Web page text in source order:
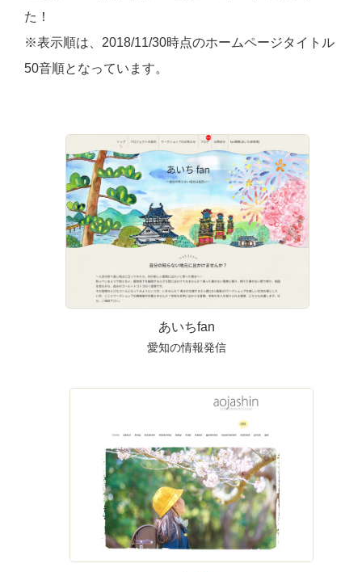
た！
※表示順は、2018/11/30時点のホームページタイトル
50音順となっています。
あいちfan
愛知の情報発信